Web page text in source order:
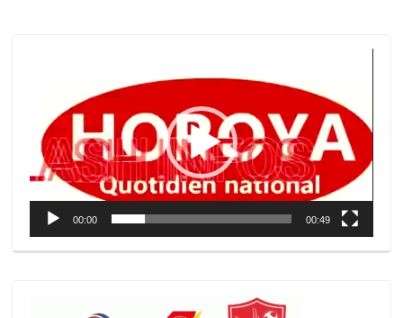
00:00 00:49